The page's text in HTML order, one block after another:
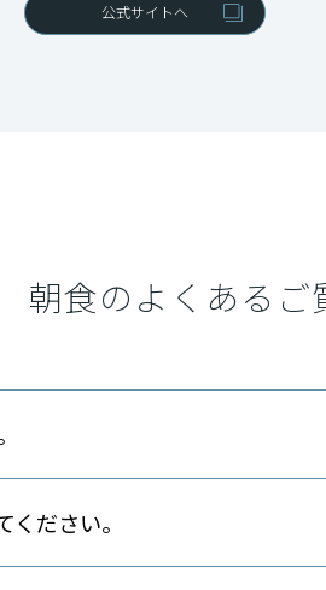
公式サイトへ
朝食のよくあるご
ださい。